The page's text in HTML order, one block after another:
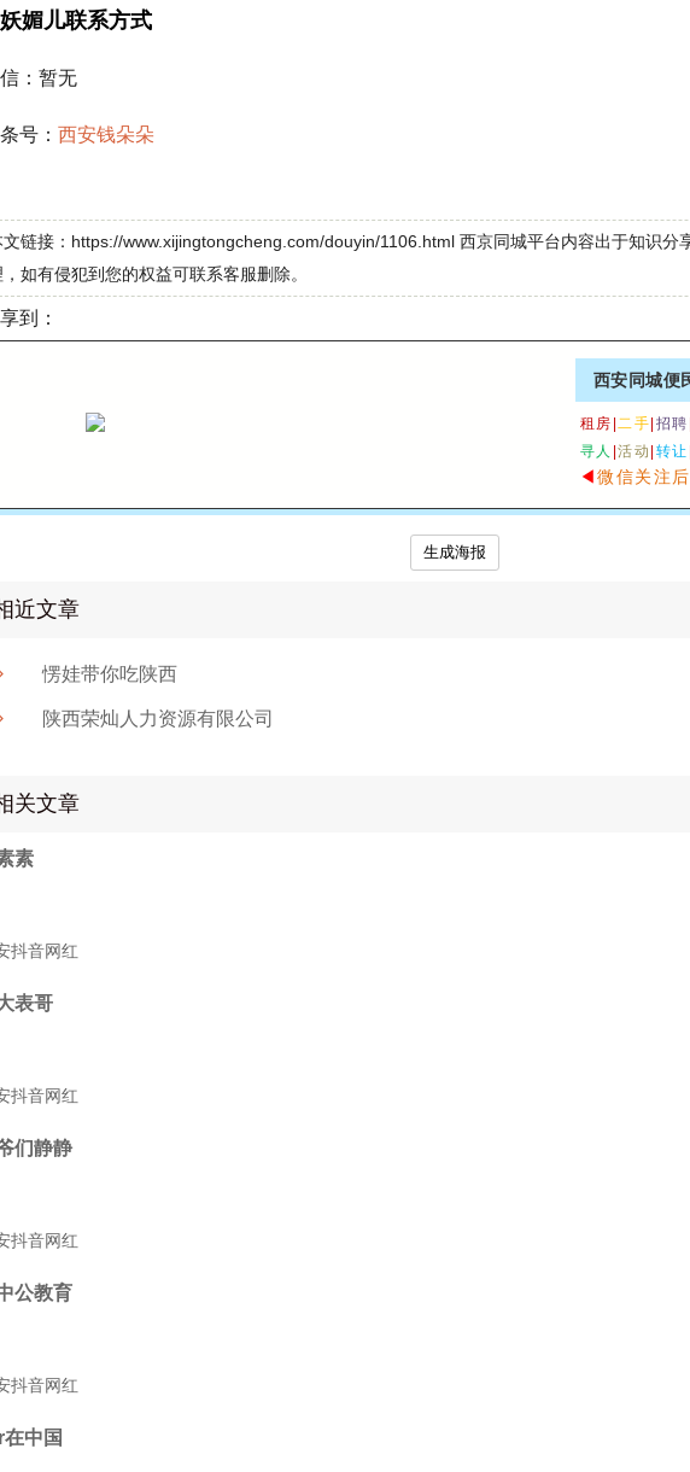
妖媚儿联系方式
：暂无
号：西安钱朵朵
文链接：https://www.xijingtongcheng.com/douyin/1106.html 西京同城平台内容出于知识分
，如有侵犯到您的权益可联系客服删除。
到：
西安同城便
租房|二手 招聘
寻人 |活动 转让
◀微信关注
生成海报
近文章
愣娃带你吃陕西
陕西荣灿人力资源有限公司
关文章
素
抖音网红
表哥
抖音网红
们静静
抖音网红
公教育
抖音网红
在中国